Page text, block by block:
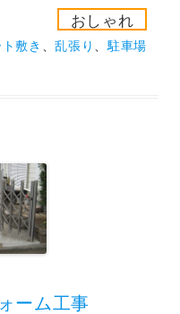
おしゃれ
敷き 、乱張り 、駐車場
ーム工事